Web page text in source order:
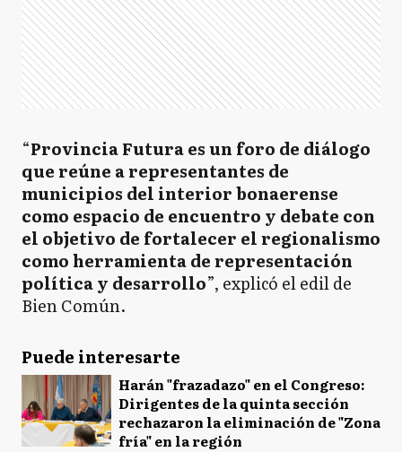
“Provincia Futura es un foro de diálogo
que reúne a representantes de
municipios del interior bonaerense
como espacio de encuentro y debate con
el objetivo de fortalecer el regionalismo
como herramienta de representación
política y desarrollo”, explicó el edil de
Bien Común.
Puede interesarte
Harán "frazadazo" en el Congreso:
Dirigentes de la quinta sección
rechazaron la eliminación de "Zona
fría" en la región